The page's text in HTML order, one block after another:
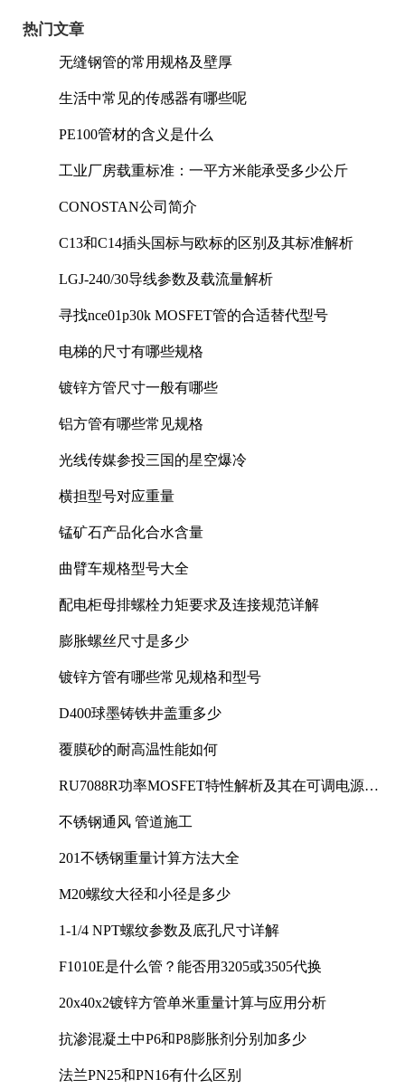
热门文章
无缝钢管的常用规格及壁厚
生活中常见的传感器有哪些呢
PE100管材的含义是什么
工业厂房载重标准：一平方米能承受多少公斤
CONOSTAN公司简介
C13和C14插头国标与欧标的区别及其标准解析
LGJ-240/30导线参数及载流量解析
寻找nce01p30k MOSFET管的合适替代型号
电梯的尺寸有哪些规格
镀锌方管尺寸一般有哪些
铝方管有哪些常见规格
光线传媒参投三国的星空爆冷
横担型号对应重量
锰矿石产品化合水含量
曲臂车规格型号大全
配电柜母排螺栓力矩要求及连接规范详解
膨胀螺丝尺寸是多少
镀锌方管有哪些常见规格和型号
D400球墨铸铁井盖重多少
覆膜砂的耐高温性能如何
RU7088R功率MOSFET特性解析及其在可调电源设
不锈钢通风 管道施工
201不锈钢重量计算方法大全
M20螺纹大径和小径是多少
1-1/4 NPT螺纹参数及底孔尺寸详解
F1010E是什么管？能否用3205或3505代换
20x40x2镀锌方管单米重量计算与应用分析
抗渗混凝土中P6和P8膨胀剂分别加多少
法兰PN25和PN16有什么区别